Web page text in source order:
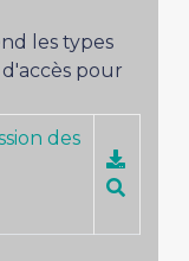
les types
pour
des